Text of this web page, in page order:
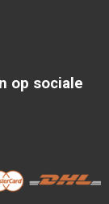
op sociale